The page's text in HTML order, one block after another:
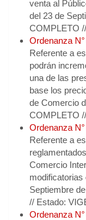
venta al
del 23 de
COMPLETO
Ordenanza
Referente a
podrán
una de las
base los
de Comercio
COMPLETO
Ordenanza
Referente a
Comercio
modificatorias
Septiembre
// Estado:
Ordenanza